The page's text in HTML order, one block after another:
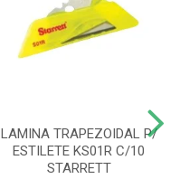
LAMINA TRAPEZOIDAL P/
ESTILETE KS01R C/10
STARRETT